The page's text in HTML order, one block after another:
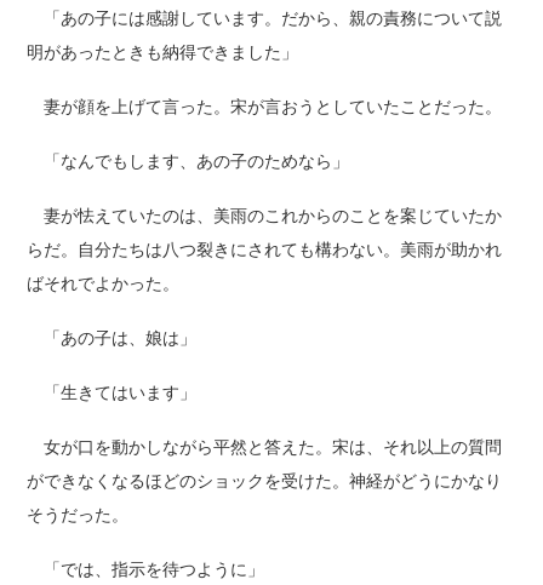
「あの子には感謝しています。だから、親の責務について説
明があったときも納得できました」
妻が顔を上げて言った。宋が言おうとしていたことだった。
「なんでもします、あの子のためなら」
妻が怯えていたのは、美雨のこれからのことを案じていたか
らだ。自分たちは八つ裂きにされても構わない。美雨が助かれ
ばそれでよかった。
「あの子は、娘は」
「生きてはいます」
女が口を動かしながら平然と答えた。宋は、それ以上の質問
ができなくなるほどのショックを受けた。神経がどうにかなり
そうだった。
「では、指示を待つように」